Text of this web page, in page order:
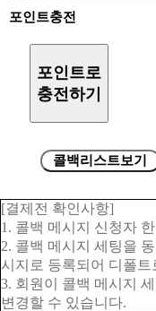
포인트충전
포인트로
충전하기
콜백리스트보기
[결제전 확인사항]
1. 콜백 메시지 신청자
2. 콜백 메시지 세팅을
시지로 등록되어 디폴트
3. 회원이 콜백 메시지
변경할 수 있습니다.